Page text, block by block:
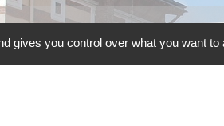
gives you control over what you want to